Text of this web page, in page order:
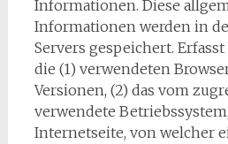
Informationen. Diese
Informationen werden in
Servers gespeichert.
die (1) verwendeten
Versionen, (2) das vom
verwendete
Internetseite, von welcher